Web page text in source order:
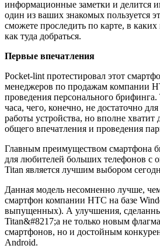
информационные заметки и делится
один из ваших знакомых пользуется
сможете проследить по карте, в
как туда добраться.
Первые впечатления
Pocket-lint протестировал этот
менеджеров по продажам компании
проведения персонального брифинга.
часа, чего, конечно, не достаточно
работы устройства, но вполне
общего впечатления и проведения
Главным преимуществом смартфона
для любителей больших телефонов с
Titan является лучшим выбором
Данная модель несомненно лучше,
смартфон компании HTC на базе
выпущенных). А улучшения,
Titan&#8217;а не только новым
смартфонов, но и достойным
Android.